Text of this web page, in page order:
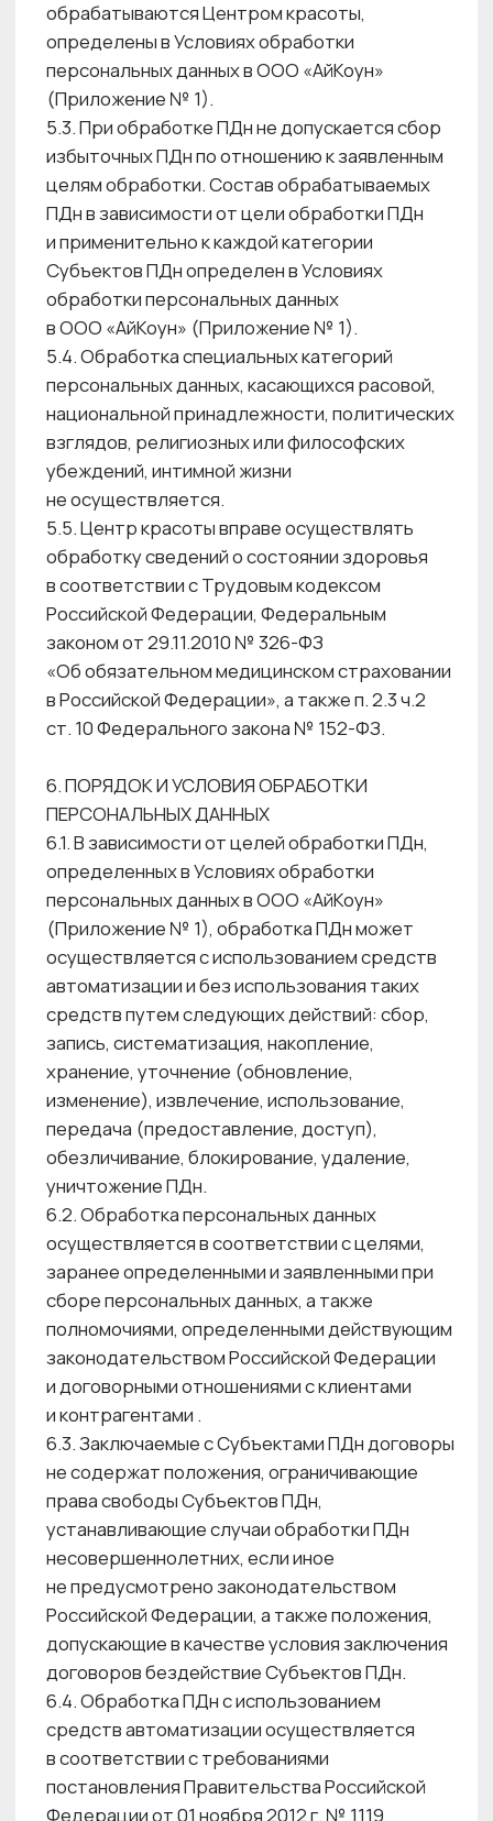
телефонного вызова согласие на обработку
персональных данных предоставляется
Субъектом ПДн в устной форме после
прослушивания Субъектом ПДн текста
согласия, воспроизводимого сотрудниками
Оператора, если иное не предусмотрено
Федеральным законом № 152-ФЗ.
6.11. В случаях, когда предоставление
персональных данных является обязательным
в соответствии с федеральным законом,
Оператор ПДн в рамках своей обязанности
разъясняет Субъекту ПДн юридические
последствия отказа Субъекта ПДн
предоставить ПДн и (или) дать согласие
на их обработку. 6.12. Центр красоты вправе
обрабатывать ПДн без согласия Субъекта
ПДн (в т.ч. при отзыве Субъектом ПДн
согласия на обработку ПДн) при наличии
оснований, указанных в ч.2 ст. 9 Федерального
закона № 152-ФЗ.
6.13. В случае отсутствия Согласия Субъекта
ПДн и оснований, указанных в ч.2 ст. 9
Федерального закона № 152-ФЗ обработка
ПДн не осуществляется.
6.14. Создание фото- и видеоизображений
в помещениях Центра красоты
и на прилегающей территории может
производиться с целью контроля соблюдения
законности и правопорядка, а также
экстремистских проявлений
и террористических актов, и для
последующей передачи
в правоохранительные органы в случае
необходимости. Указанные фото-
и видеоизображения не используются
ПДн.
6.15. Персональные данные Субъекта могут
быть получены Центром красоты от лица,
не являющегося Субъектом ПДн, при условии
предоставления подтверждения наличия
или наличия оснований, указанных в п.п. 2 — 11
части 1 статьи 6, части 2 статьи 10 и части 2
статьи 11 Федерального закона № 152-ФЗ.
6.16. Если ПДн получены не от Субъекта ПДн,
а от третьих лиц, Оператор ПДн,
за исключением случаев, предусмотренных
152-ФЗ, до начала обработки таких ПДн
предоставляет Субъекту ПДн следующую
информацию: − наименование либо фамилия,
имя, отчество и адрес Оператора ПДн или его
представителя; − цель обработки
персональных данных и ее правовое
перечень предполагаемых пользователей
персональных данных; − об установленных
Федеральным законом № 152-ФЗ правах
Субъекта ПДн; − об источнике получения
персональных данных.
6.17. Право доступа к персональным данным
носителях имеют работники Центра красоты
в соответствии с их должностными
обязанностями.
6.18. Передача персональных данных
Субъектов ПДн третьим лицам
осуществляется в соответствии
законодательства Российской Федерации.
6.19. Центр красоты вправе поручить
обработку ПДн третьей стороне с согласия
Субъекта ПДн, если иное не предусмотрено
действующим законодательством Российской
Федерации, на основании заключаемого с этой
6.20. Для автоматизированной обработки
данных на сайте используются метрические
программы: Яндекс Метрика и Пиксель VK.
7. СВЕДЕНИЯ О РЕАЛИЗУЕМЫХ ТРЕБОВАНИЯХ
К ЗАЩИТЕ ПЕРСОНАЛЬНЫХ ДАННЫХ
7.1. Центр красоты при обработке
персональных данных принимает
необходимые правовые, организационные
и технические меры или обеспечивает